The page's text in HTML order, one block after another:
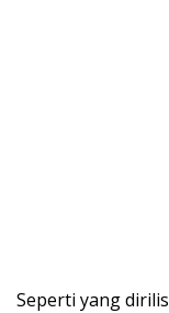
Seperti yang dirilis